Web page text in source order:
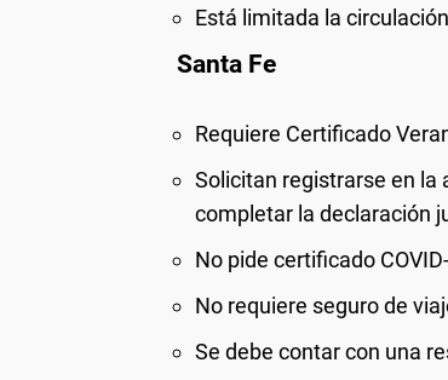
Está limitada la
Santa Fe
Requiere Certificado
Solicitan registrarse en la
completar la declaración
No pide certificado
No requiere seguro de
Se debe contar con una